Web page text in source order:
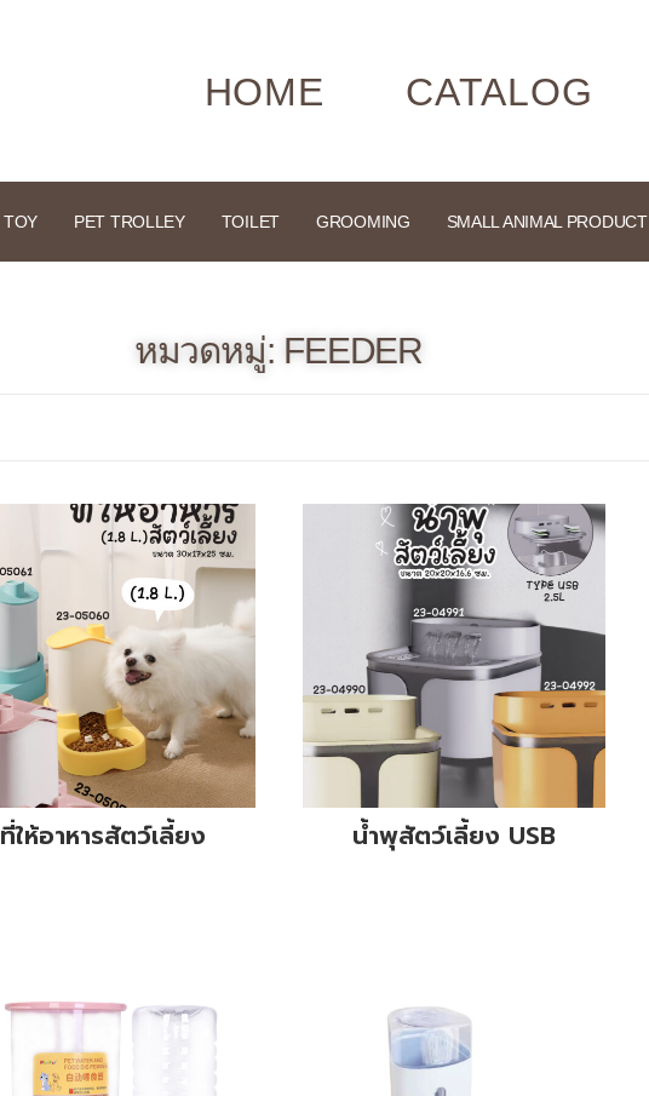
HOME CATALOG
TOY PET TROLLEY TOILET GROOMING SMALL ANIMAL PRODUCT
หมวดหมู่: FEEDER
ที่ให้อาหารสัตว์เลี้ยง น้ำพุสัตว์เลี้ยง USB